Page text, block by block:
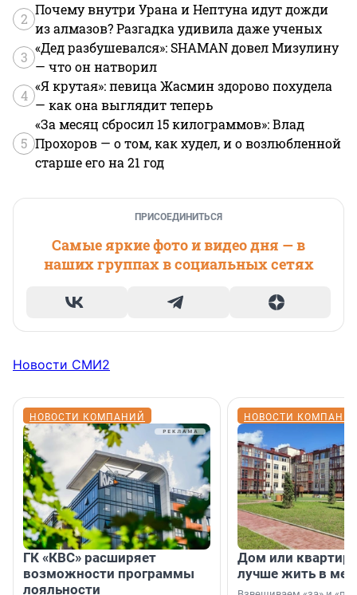
2
Почему внутри Урана и Нептуна идут дожди
из алмазов? Разгадка удивила даже ученых
3
«Дед разбушевался»: SHAMAN довел Мизулину
— что он натворил
4
«Я крутая»: певица Жасмин здорово похудела
— как она выглядит теперь
5
«За месяц сбросил 15 килограммов»: Влад
Прохоров — о том, как худел, и о возлюбленной
старше его на 21 год
ПРИСОЕДИНИТЬСЯ
Самые яркие фото и видео дня — в
наших группах в социальных сетях
Новости СМИ2
НОВОСТИ КОМПАНИЙ
ГК «КВС» расширяет
возможности программы
лояльности
НОВОСТИ
Дом или
лучше жить в